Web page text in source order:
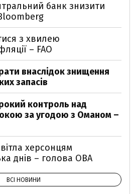
банк знизити
з хвилею
– FAO
внаслідок знищення
запасів
контроль над
за угодою з Оманом –
херсонцям
днів – голова ОВА
ВСІ НОВИНИ